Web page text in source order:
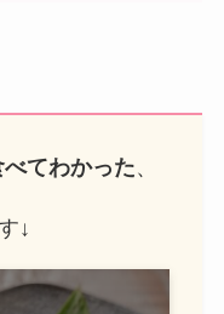
べてわかった、
↓